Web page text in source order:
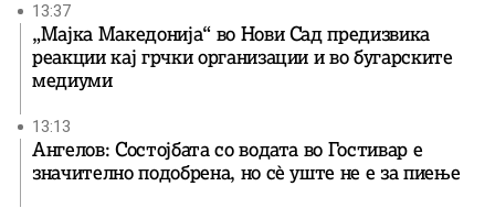
13:37
„Мајка Македонија“ во Нови Сад предизвика
реакции кај грчки организации и во бугарските
медиуми
13:13
Ангелов: Состојбата со водата во Гостивар е
значително подобрена, но сè уште не е за пиење